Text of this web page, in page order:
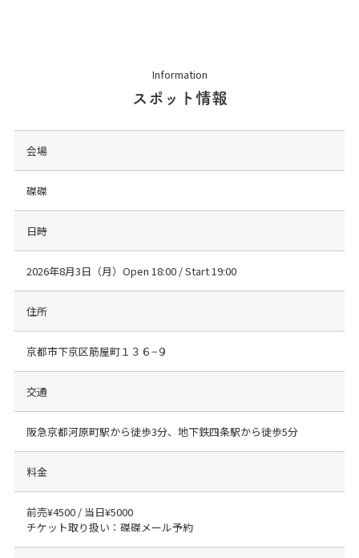
Information
スポット情報
会場
磔磔
日時
2026年8月3日（月）Open 18:00 / Start 19:00
住所
京都市下京区筋屋町１３６−９
交通
阪急京都河原町駅から徒歩3分、地下鉄四条駅から徒歩5分
料金
前売¥4500 / 当日¥5000
チケット取り扱い：磔磔メール予約